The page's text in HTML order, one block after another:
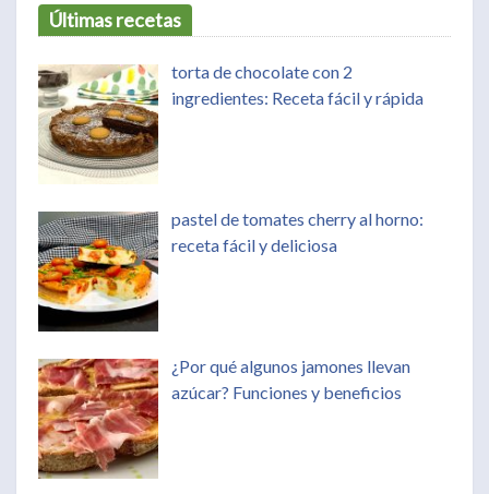
Últimas recetas
torta de chocolate con 2
ingredientes: Receta fácil y rápida
pastel de tomates cherry al horno:
receta fácil y deliciosa
¿Por qué algunos jamones llevan
azúcar? Funciones y beneficios